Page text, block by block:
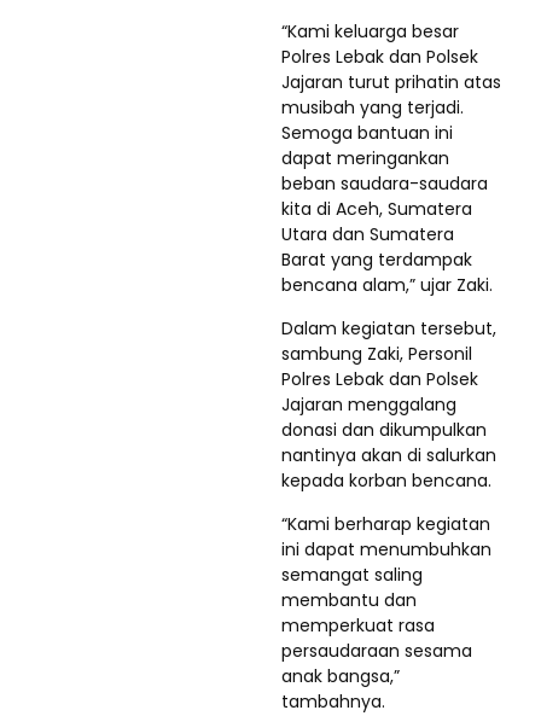
“Kami keluarga besar
Polres Lebak dan Polsek
Jajaran turut prihatin atas
musibah yang terjadi.
Semoga bantuan ini
dapat meringankan
beban saudara-saudara
kita di Aceh, Sumatera
Utara dan Sumatera
Barat yang terdampak
bencana alam,” ujar Zaki.
Dalam kegiatan tersebut,
sambung Zaki, Personil
Polres Lebak dan Polsek
Jajaran menggalang
donasi dan dikumpulkan
nantinya akan di salurkan
kepada korban bencana.
“Kami berharap kegiatan
ini dapat menumbuhkan
semangat saling
membantu dan
memperkuat rasa
persaudaraan sesama
anak bangsa,”
tambahnya.